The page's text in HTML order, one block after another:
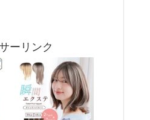
ーリンク